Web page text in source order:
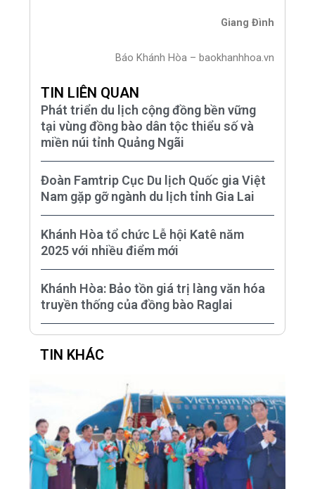
Giang Đình
Báo Khánh Hòa – baokhanhhoa.vn
TIN LIÊN QUAN
Phát triển du lịch cộng đồng bền vững
tại vùng đồng bào dân tộc thiểu số và
miền núi tỉnh Quảng Ngãi
Đoàn Famtrip Cục Du lịch Quốc gia Việt
Nam gặp gỡ ngành du lịch tỉnh Gia Lai
Khánh Hòa tổ chức Lễ hội Katê năm
2025 với nhiều điểm mới
Khánh Hòa: Bảo tồn giá trị làng văn hóa
truyền thống của đồng bào Raglai
TIN KHÁC